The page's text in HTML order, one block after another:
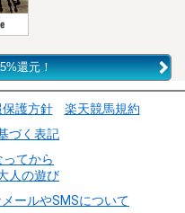
還元！
護方針
楽天競馬規約
づく表記
てから
人の遊び
ールやSMSについて